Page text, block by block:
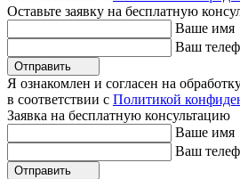
Оставьте заявку на бесплатную
Ваше имя
Ваш
Отправить
Я ознакомлен и согласен на
в соответствии с Политикой
Заявка на бесплатную консультацию
Ваше имя
Ваш
Отправить